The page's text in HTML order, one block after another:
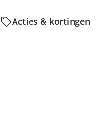
Acties & kortingen